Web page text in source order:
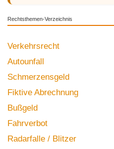
Rechtsthemen-Verzeichnis
Verkehrsrecht
Autounfall
Schmerzensgeld
Fiktive Abrechnung
Bußgeld
Fahrverbot
Radarfalle / Blitzer